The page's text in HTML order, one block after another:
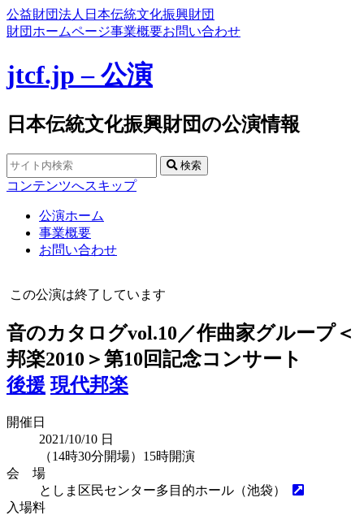
公益財団法人日本伝統文化振興財団
財団ホームページ事業概要お問い合わせ
jtcf.jp – 公演
日本伝統文化振興財団の公演情報
検索
コンテンツへスキップ
公演ホーム
事業概要
お問い合わせ
この公演は終了しています
音のカタログvol.10／作曲家グループ＜
邦楽2010＞第10回記念コンサート
後援 現代邦楽
開催日
2021/10/10 日
（14時30分開場）15時開演
会 場
としま区民センター多目的ホール（池袋）
入場料